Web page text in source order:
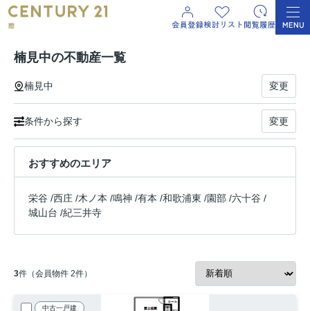
楠見中の不動産一覧
楠見中 変更
条件から探す 変更
おすすめのエリア
栄谷 /西庄 /木ノ本 /鳴神 /有本 /和歌浦東 /園部 /六十谷 /
城山台 /紀三井寺
3件（会員物件 2件）
中古一戸建